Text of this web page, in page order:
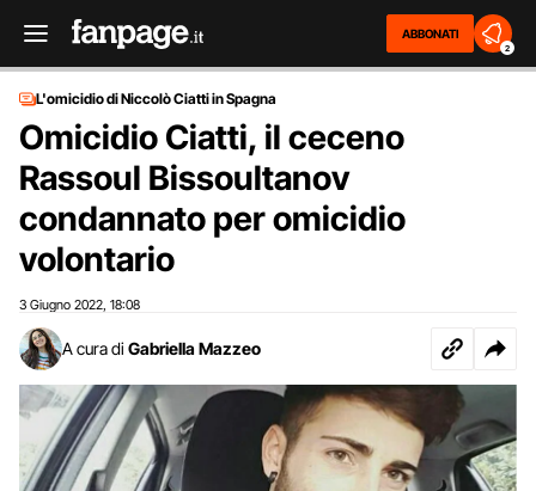
ABBONATI
2
L'omicidio di Niccolò Ciatti in Spagna
Omicidio Ciatti, il ceceno
Rassoul Bissoultanov
condannato per omicidio
volontario
3 Giugno 2022 18:08
A cura di Gabriella Mazzeo